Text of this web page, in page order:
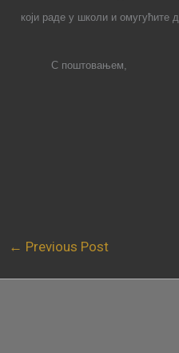
који раде у школи и омугућите
С поштовањем,
← Previous Post